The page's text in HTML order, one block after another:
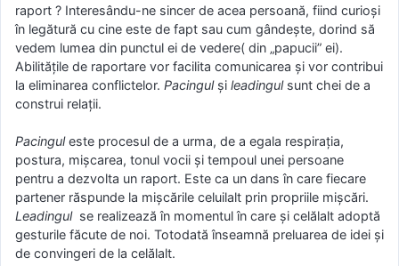
raport ? Interesându-ne sincer de acea persoană, fiind curioși
în legătură cu cine este de fapt sau cum gândește, dorind să
vedem lumea din punctul ei de vedere( din „papucii” ei).
Abilitățile de raportare vor facilita comunicarea și vor contribui
la eliminarea conflictelor. Pacingulși leadingulsunt chei de a
construi relații.
Pacinguleste procesul de a urma, de a egala respirația,
postura, mișcarea, tonul vocii și tempoul unei persoane
pentru a dezvolta un raport. Este ca un dans în care fiecare
partener răspunde la mișcările celuilalt prin propriile mișcări.
Leadingul se realizează în momentul în care și celălalt adoptă
gesturile făcute de noi. Totodată înseamnă preluarea de idei și
de convingeri de la celălalt.